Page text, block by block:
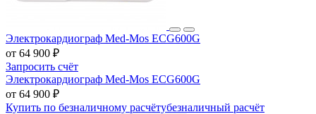
Электрокардиограф Med-Mos ECG600G
от 64 900 ₽
Запросить счёт
Электрокардиограф Med-Mos ECG600G
от 64 900 ₽
Купить по безналичному расчётубезналичный расчёт